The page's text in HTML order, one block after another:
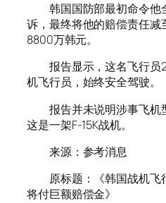
韩国国防部最初命令他
诉，最终将他的赔偿责任减
8800万韩元。
报告显示，这名飞行员
机飞行员，始终安全驾驶。
报告并未说明涉事飞机
这是一架F-15K战机。
来源：参考消息
原标题：《韩国战机飞
将付巨额赔偿金》